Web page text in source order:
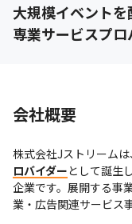
大規模イベント
専業サービスプロ
会社概要
株式会社Jストリームは、
ロバイダーとして誕生
企業です。展開する事
業・広告関連サービス